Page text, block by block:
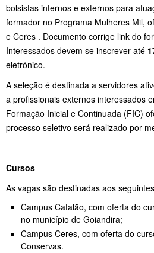
bolsistas internos e externos para
formador no Programa Mulheres Mil,
e Ceres . Documento corrige link do
Interessados devem se inscrever até
eletrônico.
A seleção é destinada a servidores
a profissionais externos interessados
Formação Inicial e Continuada (FIC)
processo seletivo será realizado por
Cursos
As vagas são destinadas aos
Campus Catalão, com oferta do
no município de Goiandira;
Campus Ceres, com oferta do
Conservas.